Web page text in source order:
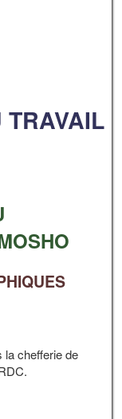
TRAVAIL
la chefferie de